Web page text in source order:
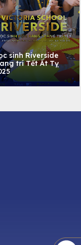
sinh Riverside
trí Tết Ất Tỵ